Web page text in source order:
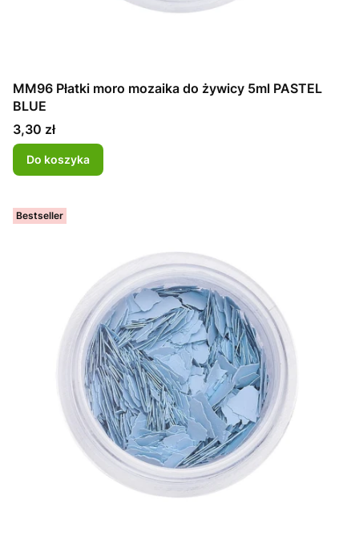
MM96 Płatki moro mozaika do żywicy 5ml PASTEL
BLUE
Cena
3,30 zł
Do koszyka
Bestseller